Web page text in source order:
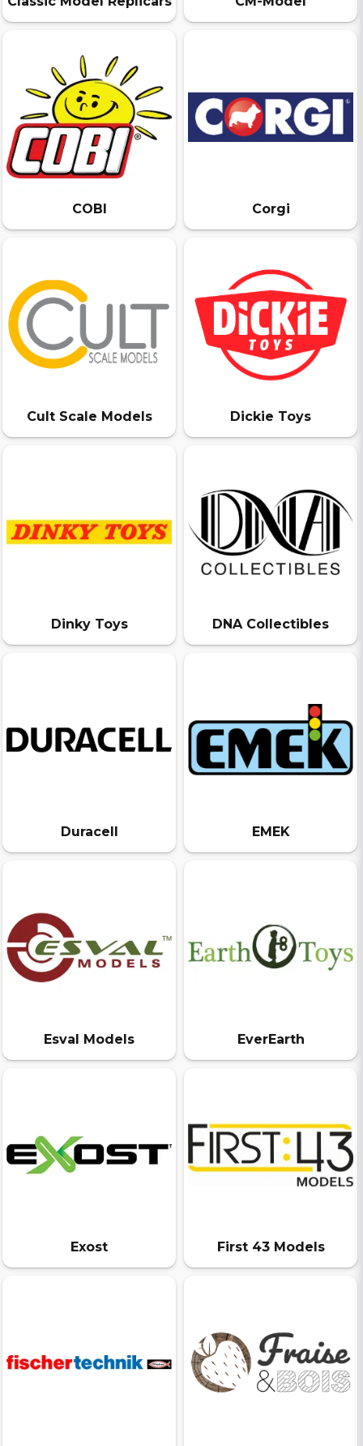
COBI Corgi
Cult Scale Models Dickie Toys
Dinky Toys DNA Collectibles
Duracell EMEK
Esval Models EverEarth
Exost First 43 Models